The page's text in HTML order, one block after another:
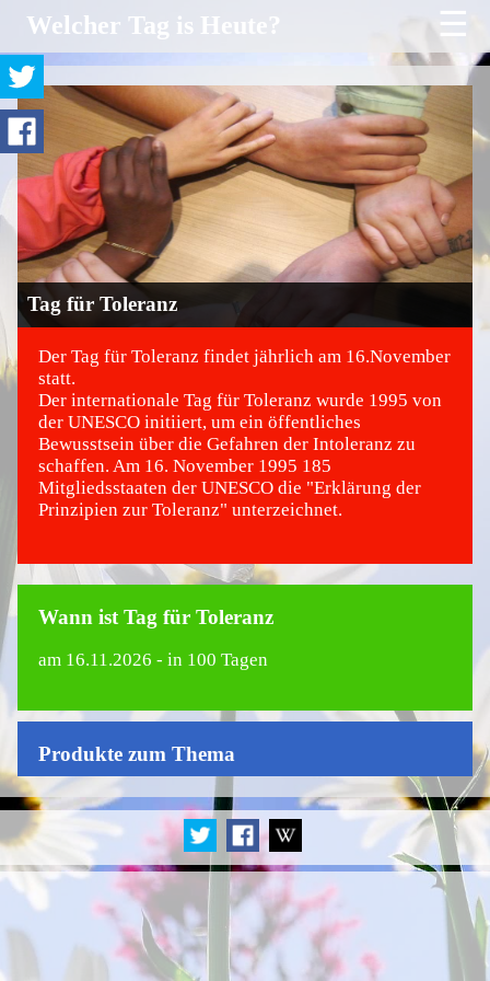
Welcher Tag is Heute? ☰
Tag für Toleranz
©
Der Tag für Toleranz findet jährlich am 16.November
statt.
Der internationale Tag für Toleranz wurde 1995 von
der UNESCO initiiert, um ein öffentliches
Bewusstsein über die Gefahren der Intoleranz zu
schaffen. Am 16. November 1995 185
Mitgliedsstaaten der UNESCO die "Erklärung der
Prinzipien zur Toleranz" unterzeichnet.
Wann ist Tag für Toleranz
am 16.11.2026 - in 100 Tagen
Produkte zum Thema